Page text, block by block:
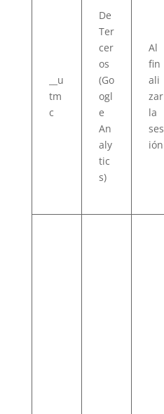
__u
tm
c
De
Ter
cer
os
(Go
ogl
e
An
aly
tic
s)
Al
fin
ali
zar
la
ses
ión